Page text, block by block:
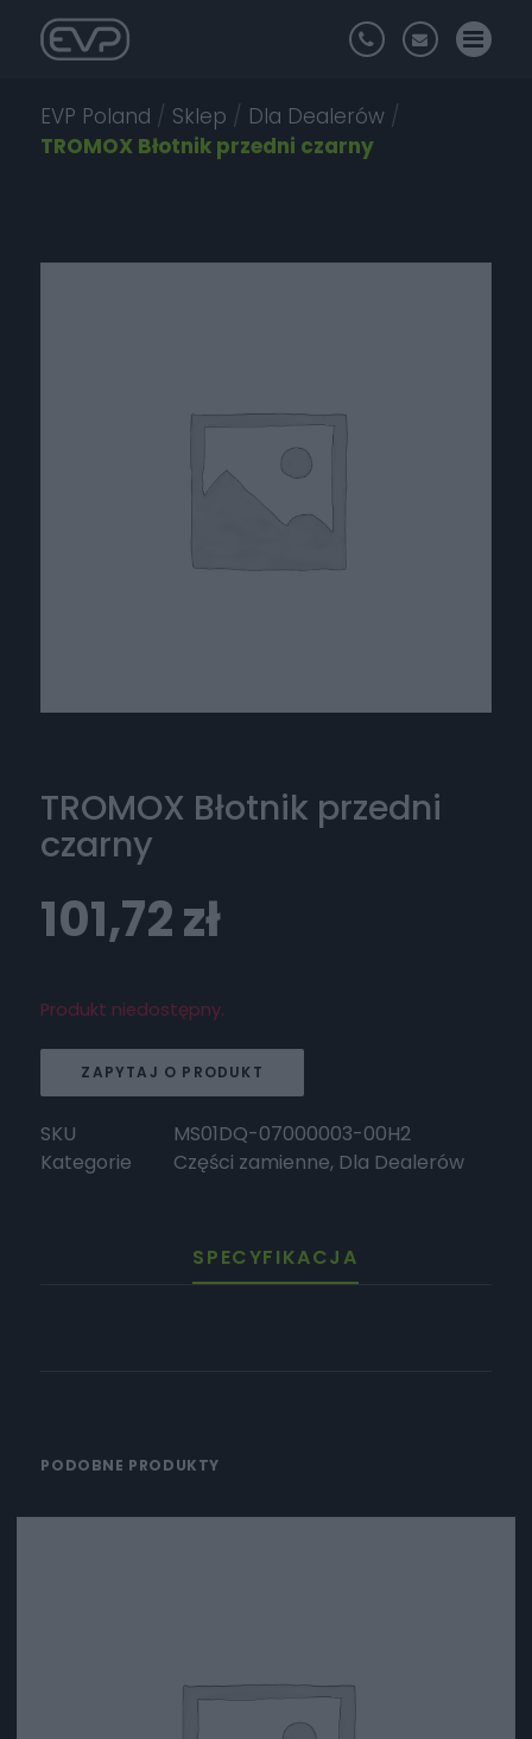
EVP Poland / Sklep / Dla Dealerów /
TROMOX Błotnik przedni czarny
TROMOX Błotnik przedni
czarny
101,72zł
Produkt niedostępny.
ZAPYTAJ O PRODUKT
SKU
MS01DQ-07000003-00H2
Kategorie
Części zamienne, Dla Dealerów
SPECYFIKACJA
PODOBNE PRODUKTY